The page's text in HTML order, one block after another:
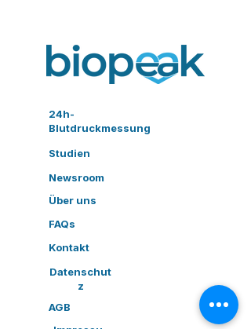
24h-
Blutdruckmessung
Studien
Newsroom
Über uns
FAQs
Kontakt
Datenschut
z
AGB